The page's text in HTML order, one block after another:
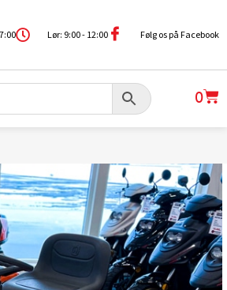
Lør: 9:00 - 12:00 Følg os på Facebook
0